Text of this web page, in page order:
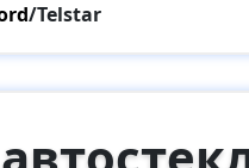
/Telstar